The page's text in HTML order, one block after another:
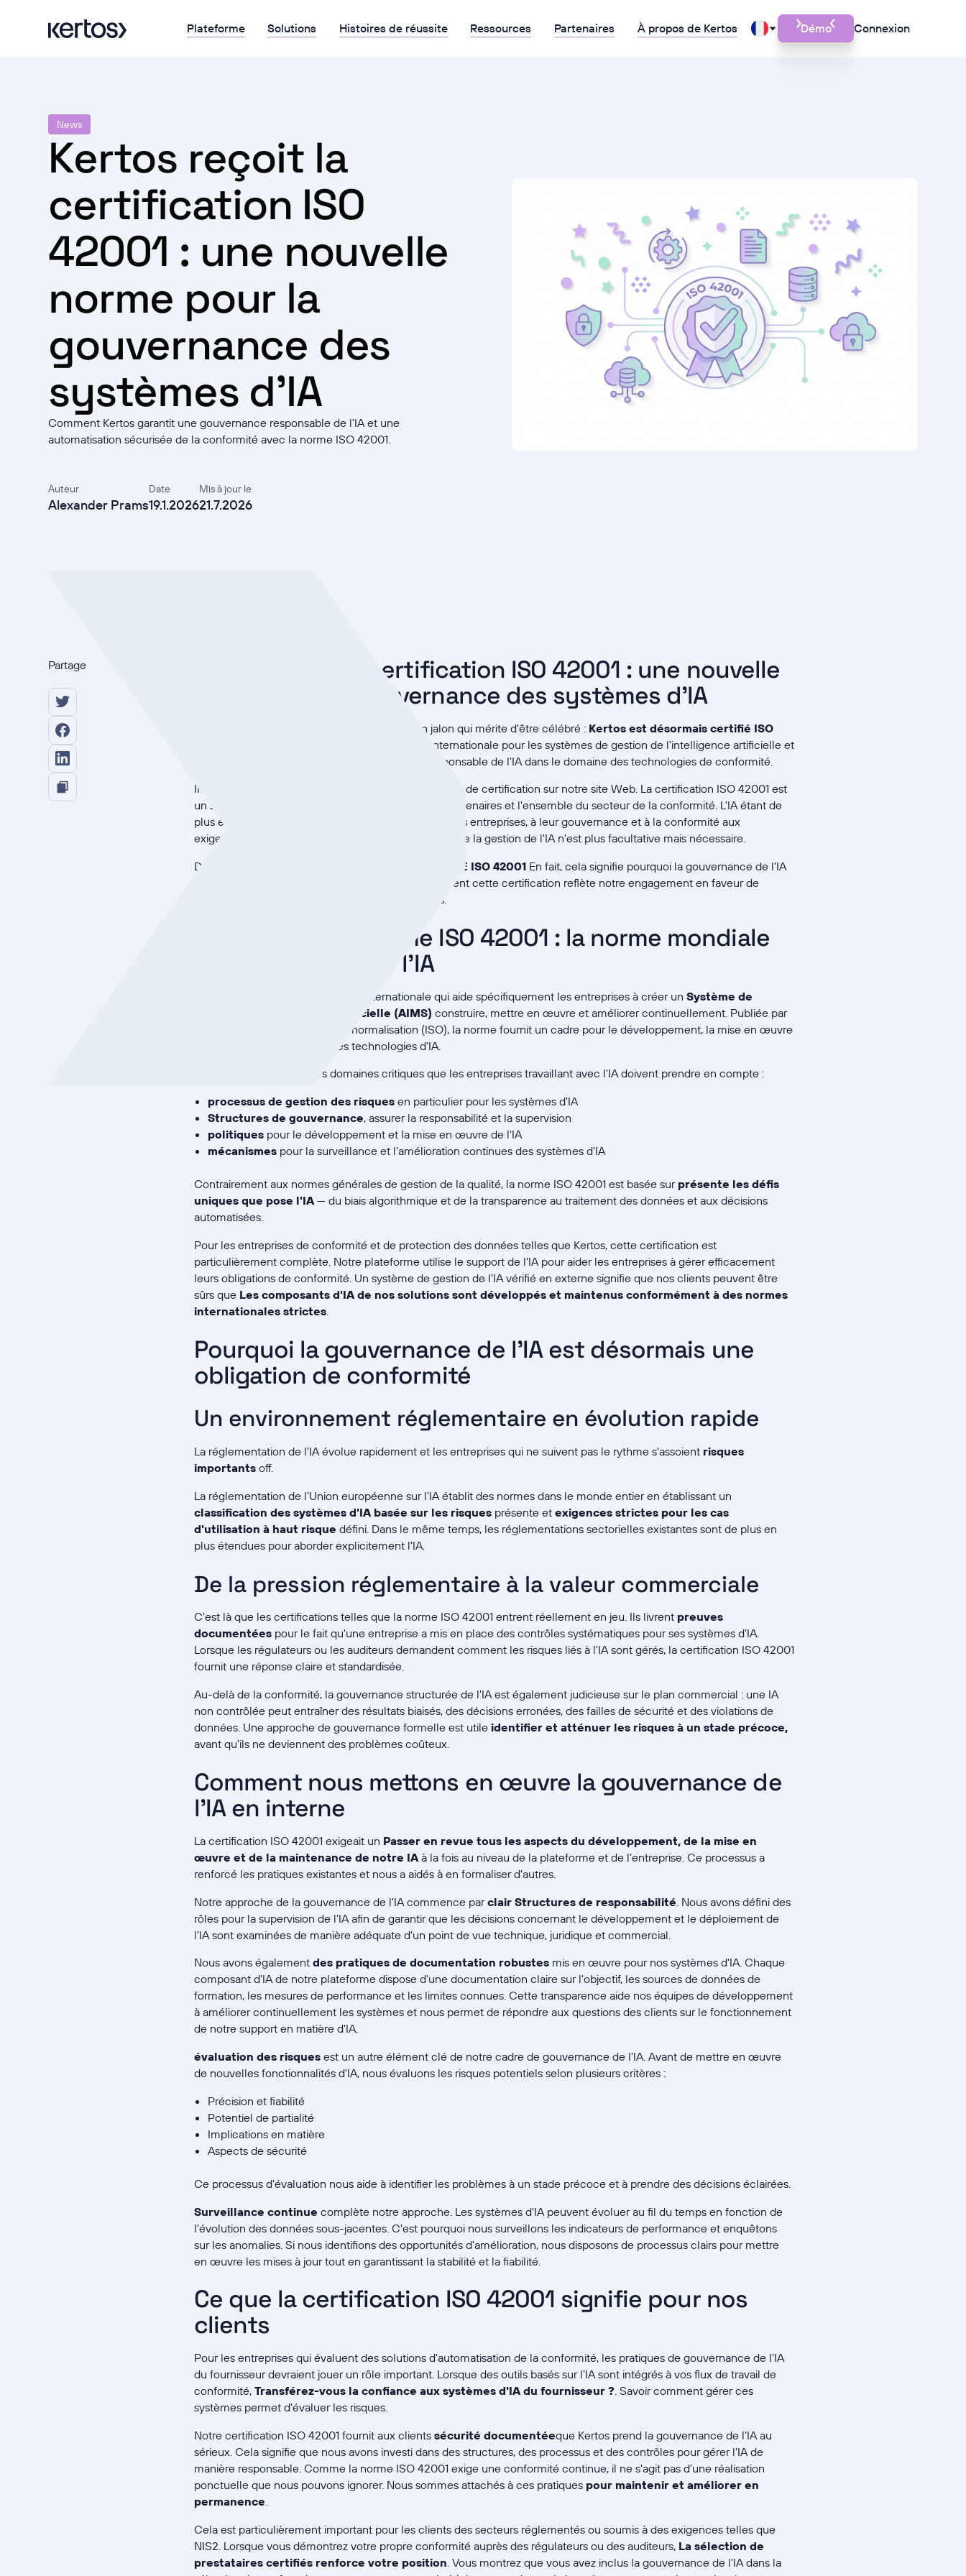
Plateforme Solutions Histoires de réussite Ressources Partenaires À propos de Kertos Démo Connexion
News
Kertos reçoit la
certification ISO
42001 : une nouvelle
norme pour la
gouvernance des
systèmes d'IA
Comment Kertos garantit une gouvernance responsable de l'IA et une
automatisation sécurisée de la conformité avec la norme ISO 42001.
Auteur
Alexander Prams
Date
19.1.2026
Mis à jour le
21.7.2026
Partage
Kertos reçoit la certification ISO 42001 : une nouvelle
norme pour la gouvernance des systèmes d'IA
L'année 2026 commence pour Kertos avec un jalon qui mérite d'être célébré : Kertos est désormais certifié ISO
. Cette certification représente la norme internationale pour les systèmes de gestion de l'intelligence artificielle et
nous place à l'avant-garde de la gouvernance responsable de l'IA dans le domaine des technologies de conformité.
Il ne s'agit pas simplement de présenter un autre logo de certification sur notre site Web. La certification ISO 42001 est
un signal bien plus important pour nos clients, nos partenaires et l'ensemble du secteur de la conformité. L'IA étant de
plus en plus intégrée au mode de fonctionnement des entreprises, à leur gouvernance et à la conformité aux
exigences réglementaires, une approche structurée de la gestion de l'IA n'est plus facultative mais nécessaire.
Dans cet article, nous allons expliquer ce que
NORME ISO 42001 En fait, cela signifie pourquoi la gouvernance de l'IA
est aujourd'hui plus importante que jamais et comment cette certification reflète notre engagement en faveur de
solutions d'automatisation de la conformité fiables.
Comprendre la norme ISO 42001 : la norme mondiale
pour la gestion de l'IA
ISO 42001 est la première norme internationale qui aide spécifiquement les entreprises à créer un Système de
gestion de l'intelligence artificielle (AIMS) construire, mettre en œuvre et améliorer continuellement. Publiée par
l'Organisation internationale de normalisation (ISO), la norme fournit un cadre pour le développement, la mise en œuvre
et l'utilisation responsables des technologies d'IA.
La norme couvre plusieurs domaines critiques que les entreprises travaillant avec l'IA doivent prendre en compte :
processus de gestion des risques en particulier pour les systèmes d'IA
Structures de gouvernance, assurer la responsabilité et la supervision
politiques pour le développement et la mise en œuvre de l'IA
mécanismes pour la surveillance et l'amélioration continues des systèmes d'IA
Contrairement aux normes générales de gestion de la qualité, la norme ISO 42001 est basée sur présente les défis
uniques que pose l'IA— du biais algorithmique et de la transparence au traitement des données et aux décisions
automatisées.
Pour les entreprises de conformité et de protection des données telles que Kertos, cette certification est
particulièrement complète. Notre plateforme utilise le support de l'IA pour aider les entreprises à gérer efficacement
leurs obligations de conformité. Un système de gestion de l'IA vérifié en externe signifie que nos clients peuvent être
sûrs que Les composants d'IA de nos solutions sont développés et maintenus conformément à des normes
internationales strictes.
Pourquoi la gouvernance de l'IA est désormais une
obligation de conformité
Un environnement réglementaire en évolution rapide
La réglementation de l'IA évolue rapidement et les entreprises qui ne suivent pas le rythme s'assoient risques
importantsoff.
La réglementation de l'Union européenne sur l'IA établit des normes dans le monde entier en établissant un
classification des systèmes d'IA basée sur les risquesprésente et exigences strictes pour les cas
d'utilisation à haut risque défini. Dans le même temps, les réglementations sectorielles existantes sont de plus en
plus étendues pour aborder explicitement l'IA.
De la pression réglementaire à la valeur commerciale
C'est là que les certifications telles que la norme ISO 42001 entrent réellement en jeu. Ils livrent preuves
documentéespour le fait qu'une entreprise a mis en place des contrôles systématiques pour ses systèmes d'IA.
Lorsque les régulateurs ou les auditeurs demandent comment les risques liés à l'IA sont gérés, la certification ISO 42001
fournit une réponse claire et standardisée.
Au-delà de la conformité, la gouvernance structurée de l'IA est également judicieuse sur le plan commercial : une IA
non contrôlée peut entraîner des résultats biaisés, des décisions erronées, des failles de sécurité et des violations de
données. Une approche de gouvernance formelle est utile identifier et atténuer les risques à un stade précoce,
avant qu'ils ne deviennent des problèmes coûteux.
Comment nous mettons en œuvre la gouvernance de
l'IA en interne
La certification ISO 42001 exigeait un Passer en revue tous les aspects du développement, de la mise en
œuvre et de la maintenance de notre IAà la fois au niveau de la plateforme et de l'entreprise. Ce processus a
renforcé les pratiques existantes et nous a aidés à en formaliser d'autres.
Notre approche de la gouvernance de l'IA commence parclair Structures de responsabilité . Nous avons défini des
rôles pour la supervision de l'IA afin de garantir que les décisions concernant le développement et le déploiement de
l'IA sont examinées de manière adéquate d'un point de vue technique, juridique et commercial.
Nous avons également des pratiques de documentation robustesmis en œuvre pour nos systèmes d'IA. Chaque
composant d'IA de notre plateforme dispose d'une documentation claire sur l'objectif, les sources de données de
formation, les mesures de performance et les limites connues. Cette transparence aide nos équipes de développement
à améliorer continuellement les systèmes et nous permet de répondre aux questions des clients sur le fonctionnement
de notre support en matière d'IA.
évaluation des risquesest un autre élément clé de notre cadre de gouvernance de l'IA. Avant de mettre en œuvre
de nouvelles fonctionnalités d'IA, nous évaluons les risques potentiels selon plusieurs critères :
Précision et fiabilité
Potentiel de partialité
Implications en matière
Aspects de sécurité
Ce processus d'évaluation nous aide à identifier les problèmes à un stade précoce et à prendre des décisions éclairées.
Surveillance continue complète notre approche. Les systèmes d'IA peuvent évoluer au fil du temps en fonction de
l'évolution des données sous-jacentes. C'est pourquoi nous surveillons les indicateurs de performance et enquêtons
sur les anomalies. Si nous identifions des opportunités d'amélioration, nous disposons de processus clairs pour mettre
en œuvre les mises à jour tout en garantissant la stabilité et la fiabilité.
Ce que la certification ISO 42001 signifie pour nos
clients
Pour les entreprises qui évaluent des solutions d'automatisation de la conformité, les pratiques de gouvernance de l'IA
du fournisseur devraient jouer un rôle important. Lorsque des outils basés sur l'IA sont intégrés à vos flux de travail de
conformité, Transférez-vous la confiance aux systèmes d'IA du fournisseur ?. Savoir comment gérer ces
systèmes permet d'évaluer les risques.
Notre certification ISO 42001 fournit aux clients sécurité documentéeque Kertos prend la gouvernance de l'IA au
sérieux. Cela signifie que nous avons investi dans des structures, des processus et des contrôles pour gérer l'IA de
manière responsable. Comme la norme ISO 42001 exige une conformité continue, il ne s'agit pas d'une réalisation
ponctuelle que nous pouvons ignorer. Nous sommes attachés à ces pratiques pour maintenir et améliorer en
permanence.
Cela est particulièrement important pour les clients des secteurs réglementés ou soumis à des exigences telles que
NIS2. Lorsque vous démontrez votre propre conformité auprès des régulateurs ou des auditeurs, La sélection de
prestataires certifiés renforce votre position . Vous montrez que vous avez inclus la gouvernance de l'IA dans la